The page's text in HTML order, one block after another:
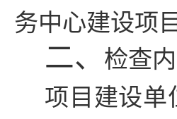
务中心建设项
二、
检查
项目建设单